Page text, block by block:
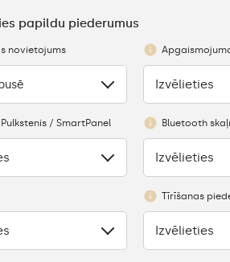
papildu piederumus
novietojums
Nav
Izvēlieties
/ SmartPanel Bluetooth
Nav
Izvēlieties
Tīrīšanas
Nav
Izvēlieties